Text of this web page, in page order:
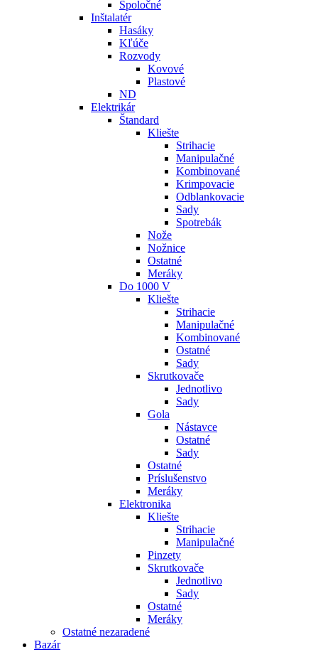
Spoločné
Inštalatér
Hasáky
Kľúče
Rozvody
Kovové
Plastové
ND
Elektrikár
Štandard
Kliešte
Strihacie
Manipulačné
Kombinované
Krimpovacie
Odblankovacie
Sady
Spotrebák
Nože
Nožnice
Ostatné
Meráky
Do 1000 V
Kliešte
Strihacie
Manipulačné
Kombinované
Ostatné
Sady
Skrutkovače
Jednotlivo
Sady
Gola
Nástavce
Ostatné
Sady
Ostatné
Príslušenstvo
Meráky
Elektronika
Kliešte
Strihacie
Manipulačné
Pinzety
Skrutkovače
Jednotlivo
Sady
Ostatné
Meráky
Ostatné nezaradené
Bazár